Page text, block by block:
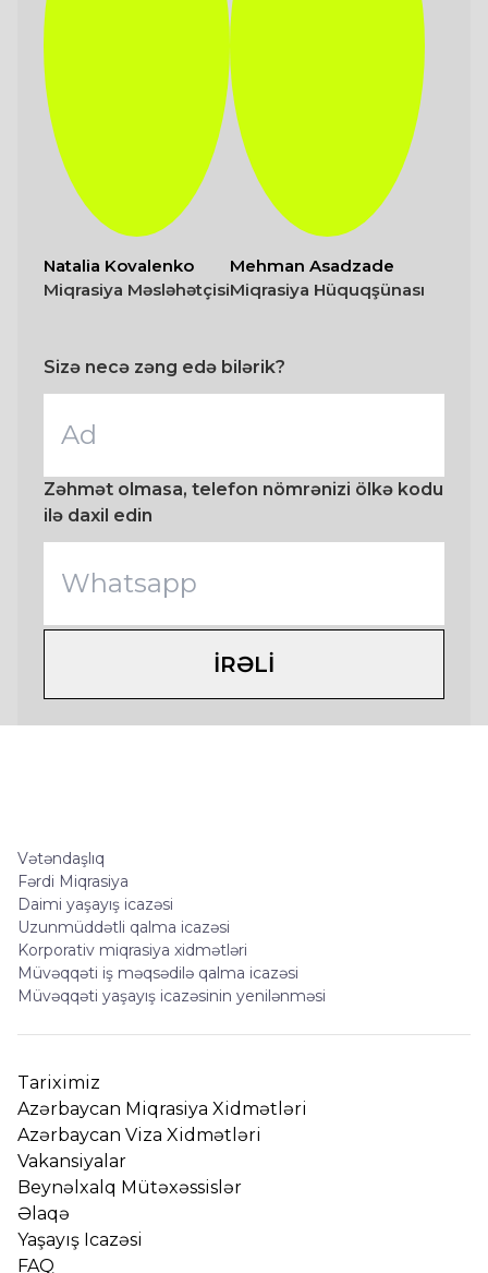
Natalia Kovalenko
Miqrasiya Məsləhətçisi
Mehman Asadzade
Miqrasiya Hüquqşünası
Sizə necə zəng edə bilərik?
Zəhmət olmasa, telefon nömrənizi ölkə kodu
ilə daxil edin
IRƏLI
Vətəndaşlıq
Fərdi Miqrasiya
Daimi yaşayış icazəsi
Uzunmüddətli qalma icazəsi
Korporativ miqrasiya xidmətləri
Müvəqqəti iş məqsədilə qalma icazəsi
Müvəqqəti yaşayış icazəsinin yenilənməsi
Tariximiz
Azərbaycan Miqrasiya Xidmətləri
Azərbaycan Viza Xidmətləri
Vakansiyalar
Beynəlxalq Mütəxəssislər
Əlaqə
Yaşayış Icazəsi
FAQ